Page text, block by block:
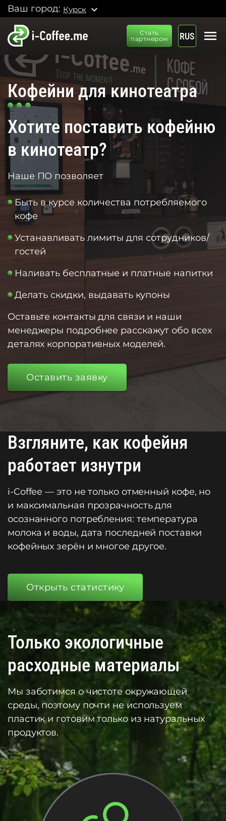
Ваш город: Курск expand_more
Стать
партнером
RUS menu
Кофейни для кинотеатра
Хотите поставить кофейню
в кинотеатр?
Наше ПО позволяет
Быть в курсе количества потребляемого
кофе
Устанавливать лимиты для сотрудников/
гостей
Наливать бесплатные и платные напитки
Делать скидки, выдавать купоны
Оставьте контакты для связи и наши
менеджеры подробнее расскажут обо всех
деталях корпоративных моделей.
Оставить заявку
Взгляните, как кофейня
работает изнутри
i-Coffee — это не только отменный кофе, но
и максимальная прозрачность для
осознанного потребления: температура
молока и воды, дата последней поставки
кофейных зерён и многое другое.
Открыть статистику
Только экологичные
расходные материалы
Мы заботимся о чистоте окружающей
среды, поэтому почти не используем
пластик и готовим только из натуральных
продуктов.